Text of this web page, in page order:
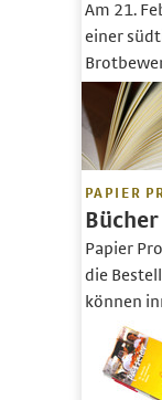
Am 21.
einer
PAPIER
Papier
die
können